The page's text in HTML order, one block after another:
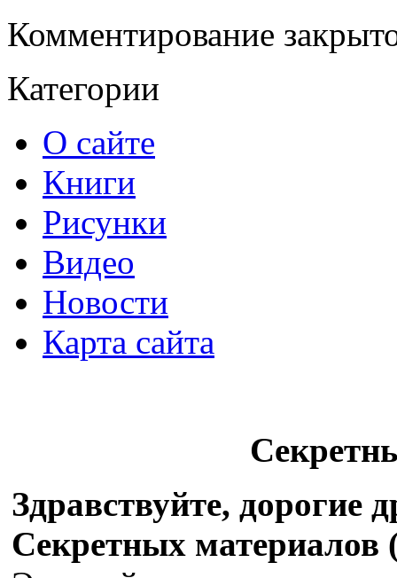
Комментирование
Категории
О сайте
Книги
Рисунки
Видео
Новости
Карта сайта
Здравствуйте, дорогие
Секретных материалов